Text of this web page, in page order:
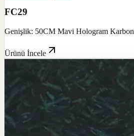
FC29
Genişlik: 50CM Mavi Hologram Karbon
Ürünü İncele